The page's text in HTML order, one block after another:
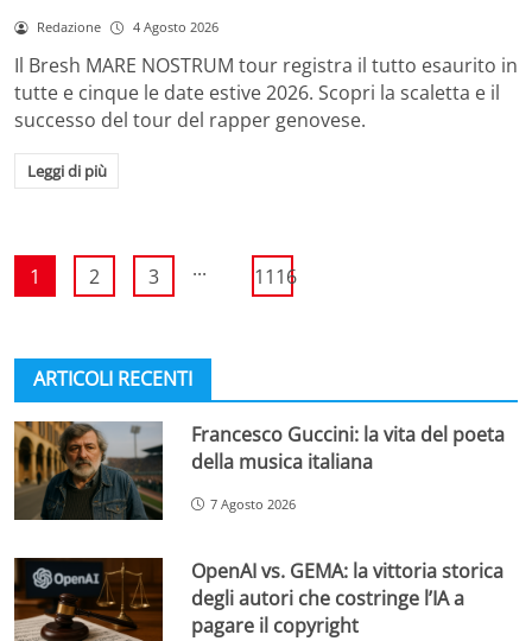
Redazione 4 Agosto 2026
Il Bresh MARE NOSTRUM tour registra il tutto esaurito in
tutte e cinque le date estive 2026. Scopri la scaletta e il
successo del tour del rapper genovese.
Leggi di più
1 2 3 ... 1116
ARTICOLI RECENTI
Francesco Guccini: la vita del poeta
della musica italiana
7 Agosto 2026
OpenAI vs. GEMA: la vittoria storica
degli autori che costringe l’IA a
pagare il copyright